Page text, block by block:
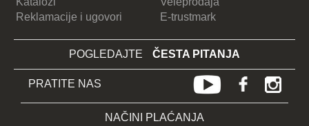
Reklamacije i ugovori
E-trustmark
POGLEDAJTE ČESTA PITANJA
PRATITE NAS
NAČINI PLAĆANJA